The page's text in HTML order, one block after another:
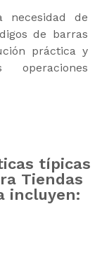
necesidad de
de barras
práctica y
típicas
Tiendas
incluyen: